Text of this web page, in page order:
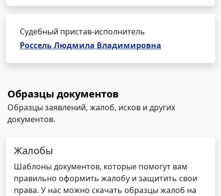
Судебный пристав-исполнитель
Россель Людмила Владимировна
Образцы документов
Образцы заявлений, жалоб, исков и других
документов.
Жалобы
Шаблоны документов, которые помогут вам
правильно оформить жалобу и защитить свои
права. У нас можно скачать образцы жалоб на